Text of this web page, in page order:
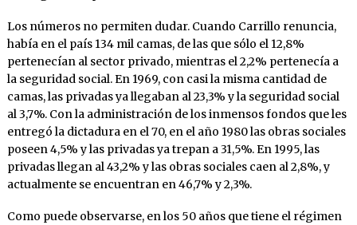
Los números no permiten dudar. Cuando Carrillo renuncia,
había en el país 134 mil camas, de las que sólo el 12,8%
pertenecían al sector privado, mientras el 2,2% pertenecía a
la seguridad social. En 1969, con casi la misma cantidad de
camas, las privadas ya llegaban al 23,3% y la seguridad social
al 3,7%. Con la administración de los inmensos fondos que les
entregó la dictadura en el 70, en el año 1980 las obras sociales
poseen 4,5% y las privadas ya trepan a 31,5%. En 1995, las
privadas llegan al 43,2% y las obras sociales caen al 2,8%, y
actualmente se encuentran en 46,7% y 2,3%.
Como puede observarse, en los 50 años que tiene el régimen